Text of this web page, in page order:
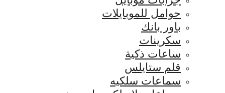
حوامل للموبايلات
باور بانك
سكرينات
ساعات ذكية
قلم ستايلس
سماعات سلكيه